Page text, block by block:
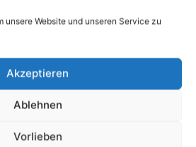
unsere Website und unseren Service zu
Akzeptieren
Ablehnen
Vorlieben